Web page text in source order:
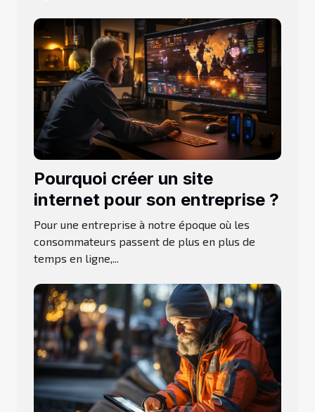
Pourquoi créer un site
internet pour son entreprise ?
Pour une entreprise à notre époque où les
consommateurs passent de plus en plus de
temps en ligne,...